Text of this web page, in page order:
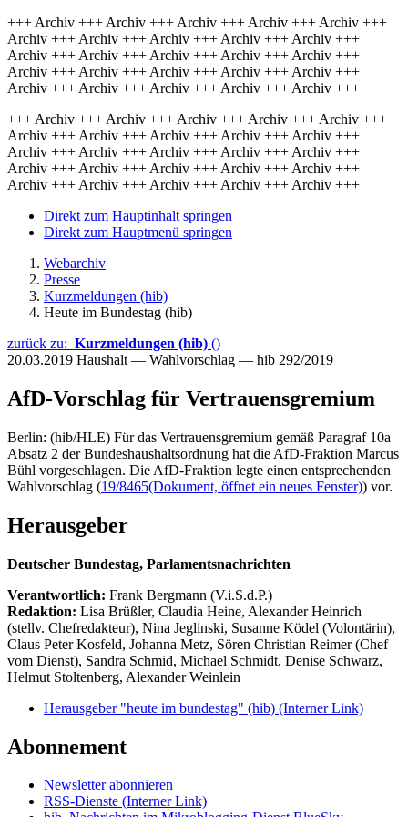
+++ Archiv +++ Archiv +++ Archiv +++ Archiv +++ Archiv +++
Archiv +++ Archiv +++ Archiv +++ Archiv +++ Archiv +++
Archiv +++ Archiv +++ Archiv +++ Archiv +++ Archiv +++
Archiv +++ Archiv +++ Archiv +++ Archiv +++ Archiv +++
Archiv +++ Archiv +++ Archiv +++ Archiv +++ Archiv +++
+++ Archiv +++ Archiv +++ Archiv +++ Archiv +++ Archiv +++
Archiv +++ Archiv +++ Archiv +++ Archiv +++ Archiv +++
Archiv +++ Archiv +++ Archiv +++ Archiv +++ Archiv +++
Archiv +++ Archiv +++ Archiv +++ Archiv +++ Archiv +++
Archiv +++ Archiv +++ Archiv +++ Archiv +++ Archiv +++
Direkt zum Hauptinhalt springen
Direkt zum Hauptmenü springen
Webarchiv
Presse
Kurzmeldungen (hib)
Heute im Bundestag (hib)
zurück zu: Kurzmeldungen (hib) ()
20.03.2019 Haushalt — Wahlvorschlag — hib 292/2019
AfD-Vorschlag für Vertrauensgremium
Berlin: (hib/HLE) Für das Vertrauensgremium gemäß Paragraf 10a
Absatz 2 der Bundeshaushaltsordnung hat die AfD-Fraktion Marcus
Bühl vorgeschlagen. Die AfD-Fraktion legte einen entsprechenden
Wahlvorschlag (19/8465(Dokument, öffnet ein neues Fenster)) vor.
Herausgeber
Deutscher Bundestag, Parlamentsnachrichten
Verantwortlich: Frank Bergmann (V.i.S.d.P.)
Redaktion: Lisa Brüßler, Claudia Heine, Alexander Heinrich
(stellv. Chefredakteur), Nina Jeglinski, Susanne Ködel (Volontärin),
Claus Peter Kosfeld, Johanna Metz, Sören Christian Reimer (Chef
vom Dienst), Sandra Schmid, Michael Schmidt, Denise Schwarz,
Helmut Stoltenberg, Alexander Weinlein
Herausgeber "heute im bundestag" (hib) (Interner Link)
Abonnement
Newsletter abonnieren
RSS-Dienste (Interner Link)